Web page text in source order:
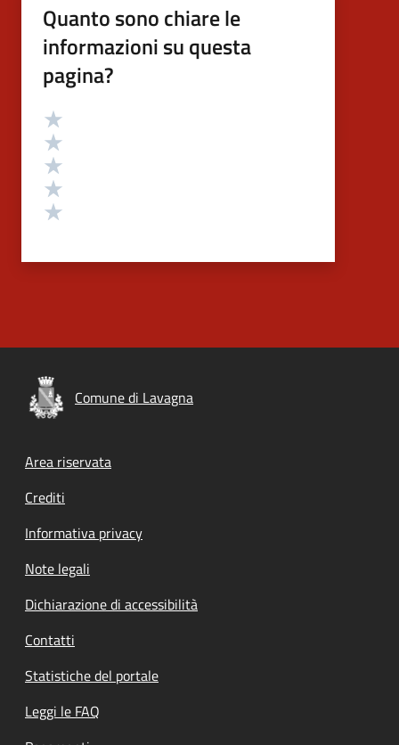
Quanto sono chiare le
informazioni su questa
pagina?
Valutazione
Comune di Lavagna
Footer menu
Area riservata
Crediti
Informativa privacy
Note legali
Dichiarazione di accessibilità
Contatti
Statistiche del portale
Leggi le FAQ